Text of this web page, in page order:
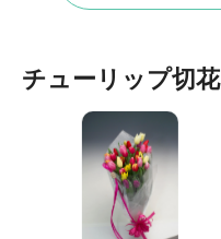
チューリップ切花